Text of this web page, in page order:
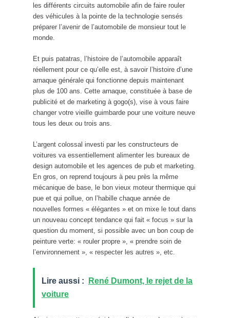
les différents circuits automobile afin de faire rouler
des véhicules à la pointe de la technologie sensés
préparer l’avenir de l’automobile de monsieur tout le
monde.
Et puis patatras, l’histoire de l’automobile apparaît
réellement pour ce qu’elle est, à savoir l’histoire d’une
arnaque générale qui fonctionne depuis maintenant
plus de 100 ans. Cette arnaque, constituée à base de
publicité et de marketing à gogo(s), vise à vous faire
changer votre vieille guimbarde pour une voiture neuve
tous les deux ou trois ans.
L’argent colossal investi par les constructeurs de
voitures va essentiellement alimenter les bureaux de
design automobile et les agences de pub et marketing.
En gros, on reprend toujours à peu près la même
mécanique de base, le bon vieux moteur thermique qui
pue et qui pollue, on l’habille chaque année de
nouvelles formes « élégantes » et on mixe le tout dans
un nouveau concept tendance qui fait « focus » sur la
question du moment, si possible avec un bon coup de
peinture verte: « rouler propre », « prendre soin de
l’environnement », « respecter les autres », etc.
Lire aussi :
René Dumont, le rejet de la
voiture